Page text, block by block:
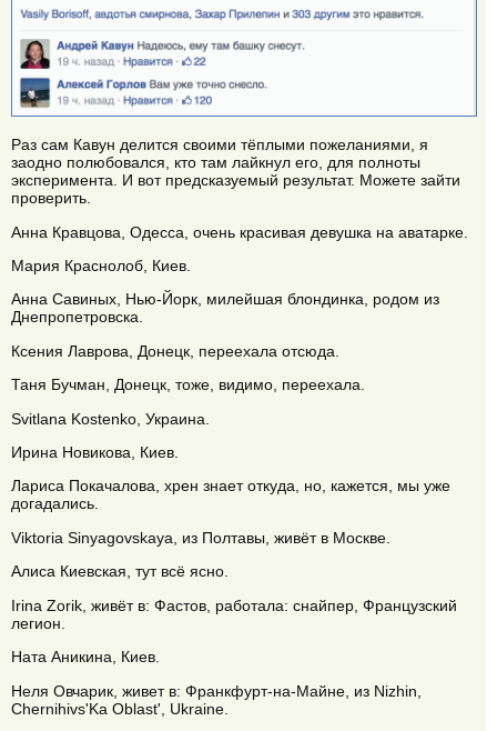
Раз сам Кавун делится своими тёплыми пожеланиями, я
заодно полюбовался, кто там лайкнул его, для полноты
эксперимента. И вот предсказуемый результат. Можете зайти
проверить.
Анна Кравцова, Одесса, очень красивая девушка на аватарке.
Мария Краснолоб, Киев.
Анна Савиных, Нью-Йорк, милейшая блондинка, родом из
Днепропетровска.
Ксения Лаврова, Донецк, переехала отсюда.
Таня Бучман, Донецк, тоже, видимо, переехала.
Svitlana Kostenko, Украина.
Ирина Новикова, Киев.
Лариса Покачалова, хрен знает откуда, но, кажется, мы уже
догадались.
Viktoria Sinyagovskaya, из Полтавы, живёт в Москве.
Алиса Киевская, тут всё ясно.
Irina Zorik, живёт в: Фастов, работала: снайпер, Французский
легион.
Ната Аникина, Киев.
Неля Овчарик, живет в: Франкфурт-на-Майне, из Nizhin,
Chernihivs'Ka Oblast', Ukraine.